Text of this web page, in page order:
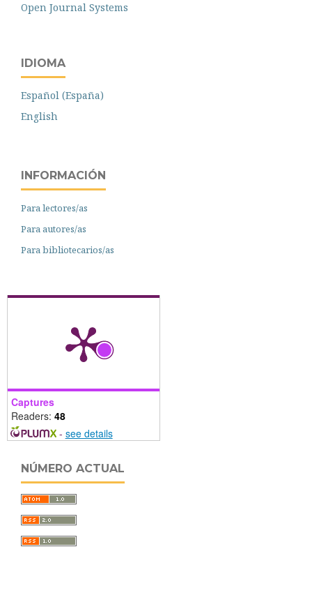
Open Journal Systems
IDIOMA
Español (España)
English
INFORMACIÓN
Para lectores/as
Para autores/as
Para bibliotecarios/as
Captures
Readers: 48
- see details
NÚMERO ACTUAL